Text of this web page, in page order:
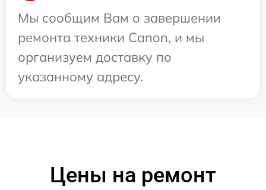
Мы сообщим Вам о завершении
ремонта техники Canon, и мы
организуем доставку по
указанному адресу.
Цены на ремонт